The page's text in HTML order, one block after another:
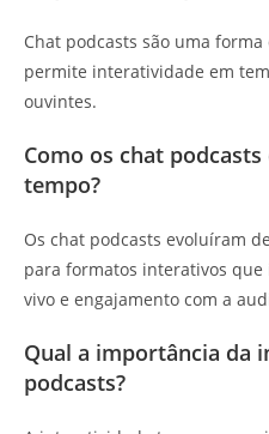
Chat podcasts são uma
permite interatividade em
ouvintes.
Como os chat
tempo?
Os chat podcasts evoluíram
para formatos interativos
vivo e engajamento com a
Qual a importância da
podcasts?